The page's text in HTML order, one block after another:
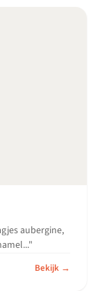
aubergine,
Bekijk →